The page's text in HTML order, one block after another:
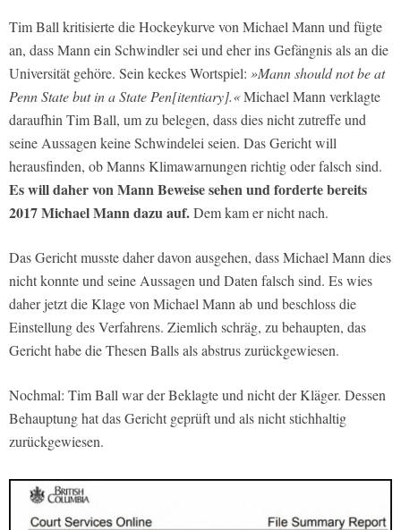
Tim Ball kritisierte die Hockeykurve von Michael Mann und fügte
an, dass Mann ein Schwindler sei und eher ins Gefängnis als an die
Universität gehöre. Sein keckes Wortspiel: »Mann should not be at
Penn State but in a State Pen[itentiary].«Michael Mann verklagte
daraufhin Tim Ball, um zu belegen, dass dies nicht zutreffe und
seine Aussagen keine Schwindelei seien. Das Gericht will
herausfinden, ob Manns Klimawarnungen richtig oder falsch sind.
Es will daher von Mann Beweise sehen und forderte bereits
2017 Michael Mann dazu auf.Dem kam er nicht nach.
Das Gericht musste daher davon ausgehen, dass Michael Mann dies
nicht konnte und seine Aussagen und Daten falsch sind. Es wies
daher jetzt die Klage von Michael Mann ab und beschloss die
Einstellung des Verfahrens. Ziemlich schräg, zu behaupten, das
Gericht habe die Thesen Balls als abstrus zurückgewiesen.
Nochmal: Tim Ball war der Beklagte und nicht der Kläger. Dessen
Behauptung hat das Gericht geprüft und als nicht stichhaltig
zurückgewiesen.